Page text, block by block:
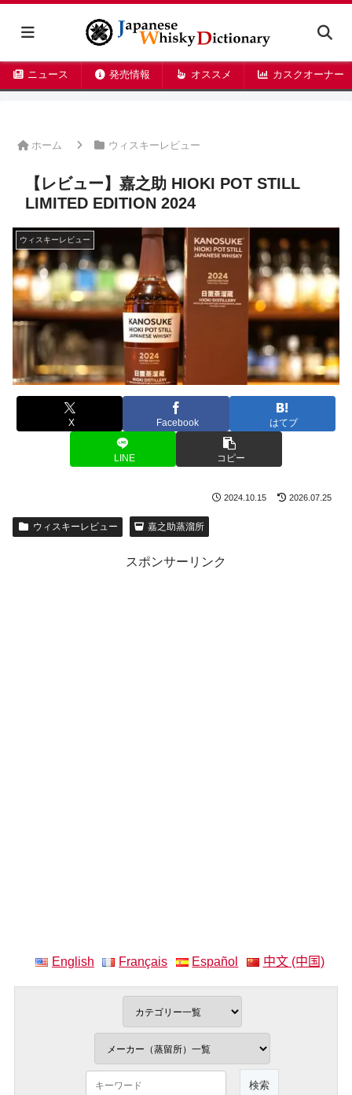
ニュース 発売情報 オススメ カスクオーナー
ホーム ウィスキーレビュー
【レビュー】嘉之助 HIOKI POT STILL
LIMITED EDITION 2024
ウィスキーレビュー
X Facebook はてブ
LINE コピー
2024.10.15 2026.07.25
ウィスキーレビュー 嘉之助蒸溜所
スポンサーリンク
English Français Español 中文 (中国)